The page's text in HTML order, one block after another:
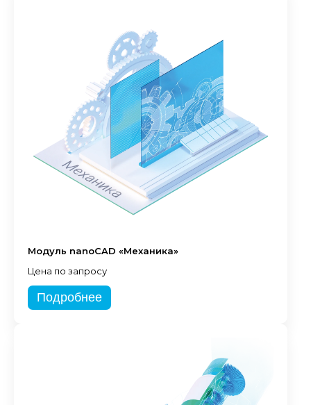
Модуль nanoCAD «Механика»
Цена по запросу
Подробнее